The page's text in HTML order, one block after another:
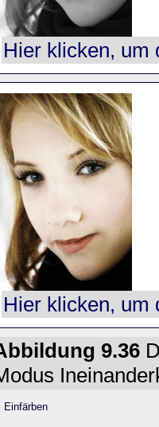
Hier klicken, um
Hier klicken, um
9.36
Einfärben